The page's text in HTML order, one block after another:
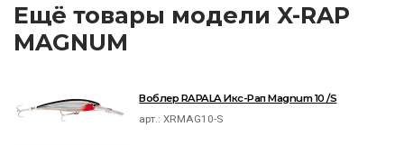
Ещё товары модели X-RAP
MAGNUM
Воблер RAPALA Икс-Рап Magnum 10 /S
арт.:XRMAG10-S